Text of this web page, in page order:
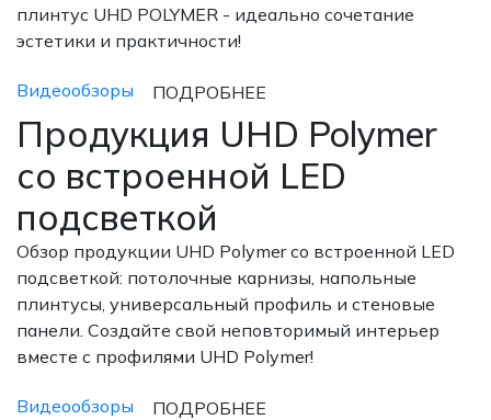
плинтус UHD POLYMER - идеально сочетание
эстетики и практичности!
Видеообзоры ПОДРОБНЕЕ
Продукция UHD Polymer
со встроенной LED
подсветкой
Обзор продукции UHD Polymer со встроенной LED
подсветкой: потолочные карнизы, напольные
плинтусы, универсальный профиль и стеновые
панели. Создайте свой неповторимый интерьер
вместе с профилями UHD Polymer!
Видеообзоры ПОДРОБНЕЕ